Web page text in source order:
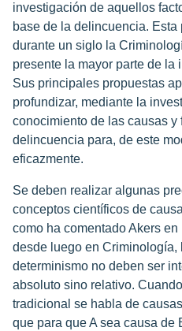
investigación de aquellos
base de la delincuencia.
durante un siglo la
presente la mayor parte de
Sus principales propuestas
profundizar, mediante la
conocimiento de las causas y
delincuencia para, de este
eficazmente.
Se deben realizar algunas
conceptos científicos de
como ha comentado Akers
desde luego en
determinismo no deben ser
absoluto sino relativo.
tradicional se habla de
que para que A sea causa de